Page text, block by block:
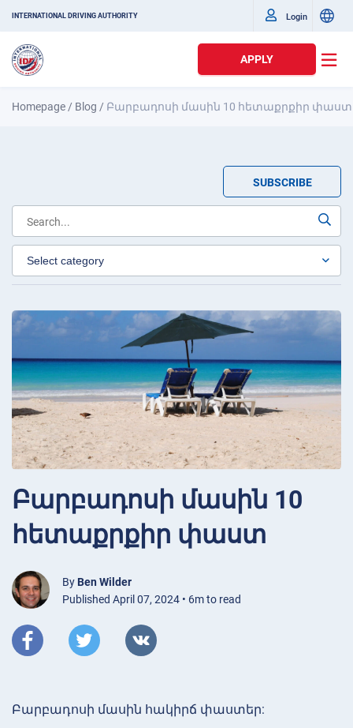
INTERNATIONAL DRIVING AUTHORITY Login
APPLY
Homepage / Blog / Բարբադոսի մասին 10 հետաքրքիր փաստ
SUBSCRIBE
Բարբադոսի մասին 10
հետաքրքիր փաստ
By Ben Wilder
Published April 07, 2024 • 6m to read
Բարբադոսի մասին հակիրճ փաստեր: